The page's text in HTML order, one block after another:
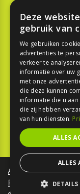
KOOPGIDS
TESTEN
SPORT
TOUREN
Algemene
Privacy Policy
Deze
gebruik van
We gebruiken
advertenties te
verkeer te
informatie over uw
met onze
die deze kunnen
informatie die u
die zij hebben
van hun diensten.
ALLES
ALLES
DETAILS